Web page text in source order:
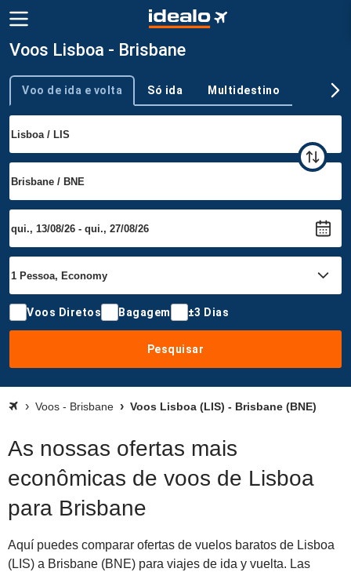
Voos Lisboa - Brisbane
Tipo de viagem
Voo de ida e volta Só ida Multidestino
Voos Diretos Bagagem ±3 Dias
Pesquisar
Voos - Brisbane Voos Lisboa (LIS) - Brisbane (BNE)
As nossas ofertas mais
econômicas de voos de Lisboa
para Brisbane
Aquí puedes comparar ofertas de vuelos baratos de Lisboa
(LIS) a Brisbane (BNE) para viajes de ida y vuelta. Las